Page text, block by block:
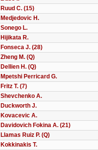
Ruud C. (15)
Medjedovic H.
Sonego L.
Hijikata R.
Fonseca J. (28)
Zheng M. (Q)
Dellien H. (Q)
Mpetshi Perricard G.
Fritz T. (7)
Shevchenko A.
Duckworth J.
Kovacevic A.
Davidovich Fokina A. (21)
Llamas Ruiz P. (Q)
Kokkinakis T.